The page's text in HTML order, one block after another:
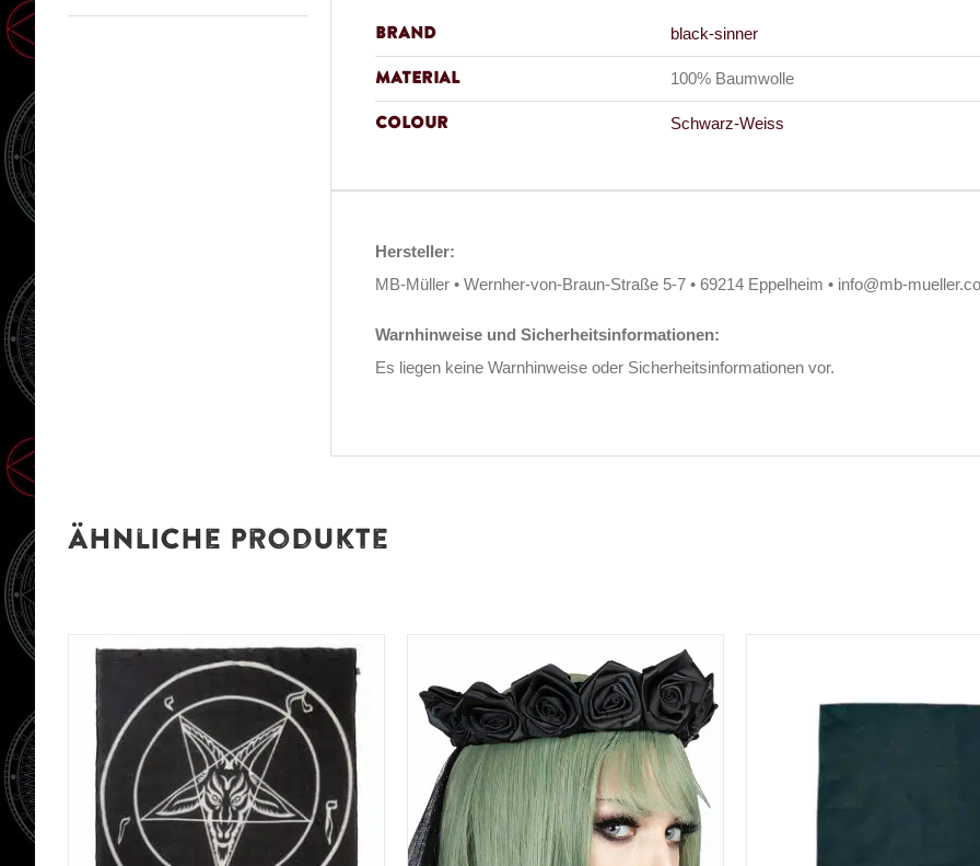
Brand black-sinner
Material 100% Baumwolle
Colour Schwarz-Weiss
Hersteller:
MB-Müller • Wernher-von-Braun-Straße 5-7 • 69214 Eppelheim • info@mb-
Warnhinweise und Sicherheitsinformationen:
Es liegen keine Warnhinweise oder Sicherheitsinformationen vor.
Ähnliche Produkte